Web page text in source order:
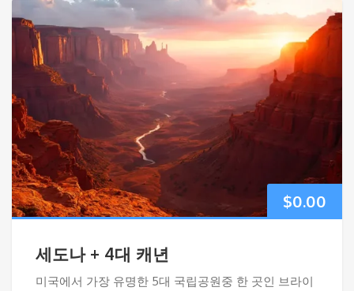
$0.00
세도나 + 4대 캐년
미국에서 가장 유명한 5대 국립공원중 한 곳인 브라이